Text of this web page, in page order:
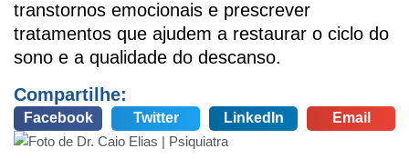
transtornos emocionais e prescrever
tratamentos que ajudem a restaurar o ciclo do
sono e a qualidade do descanso.
Compartilhe:
Facebook Twitter LinkedIn Email